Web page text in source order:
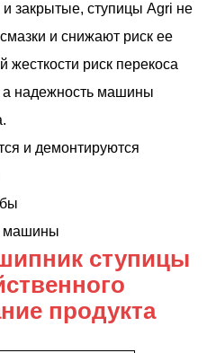
закрытые, ступицы Agri не
и снижают риск ее
жесткости риск перекоса
а надежность машины
и демонтируются
машины
ступицы
продукта